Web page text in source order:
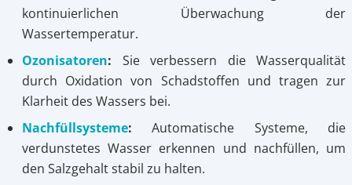
kontinuierlichen Überwachung der
Wassertemperatur.
Ozonisatoren: Sie verbessern die Wasserqualität
durch Oxidation von Schadstoffen und tragen zur
Klarheit des Wassers bei.
Nachfüllsysteme: Automatische Systeme, die
verdunstetes Wasser erkennen und nachfüllen, um
den Salzgehalt stabil zu halten.